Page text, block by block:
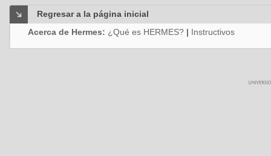
Regresar a la página inicial
Acerca de Hermes: ¿Qué es HERMES? | Instructivos